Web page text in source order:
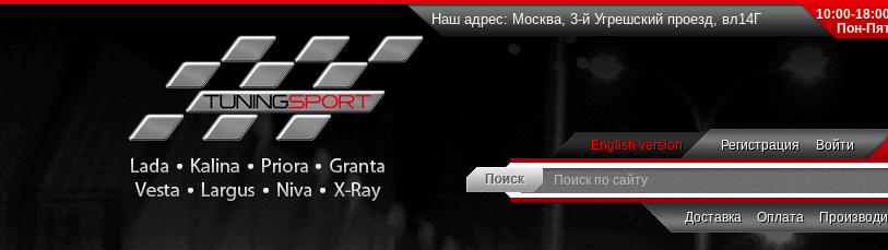
Наш адрес: Москва, 3-й Угрешский проезд, вл14Г
10:00-
Пон-
English version Регистрация Войти
Доставка Оплата